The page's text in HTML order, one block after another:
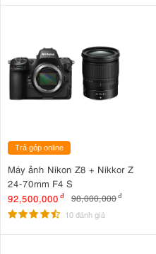
Trả góp online
Máy ảnh Nikon Z8 + Nikkor Z
24-70mm F4 S
92,500,000 đ 98,000,000đ
10 đánh giá